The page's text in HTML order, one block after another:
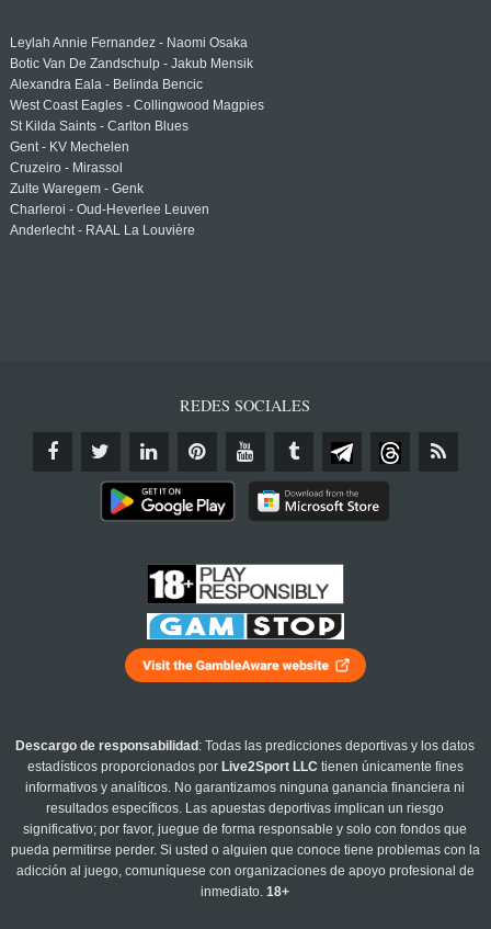
Leylah Annie Fernandez - Naomi Osaka
Botic Van De Zandschulp - Jakub Mensik
Alexandra Eala - Belinda Bencic
West Coast Eagles - Collingwood Magpies
St Kilda Saints - Carlton Blues
Gent - KV Mechelen
Cruzeiro - Mirassol
Zulte Waregem - Genk
Charleroi - Oud-Heverlee Leuven
Anderlecht - RAAL La Louvière
REDES SOCIALES
Descargo de responsabilidad : Todas las predicciones deportivas y los datos
estadísticos proporcionados por Live2Sport LLC tienen únicamente fines
informativos y analíticos. No garantizamos ninguna ganancia financiera ni
resultados específicos. Las apuestas deportivas implican un riesgo
significativo; por favor, juegue de forma responsable y solo con fondos que
pueda permitirse perder. Si usted o alguien que conoce tiene problemas con la
adicción al juego, comuníquese con organizaciones de apoyo profesional de
inmediato.18+